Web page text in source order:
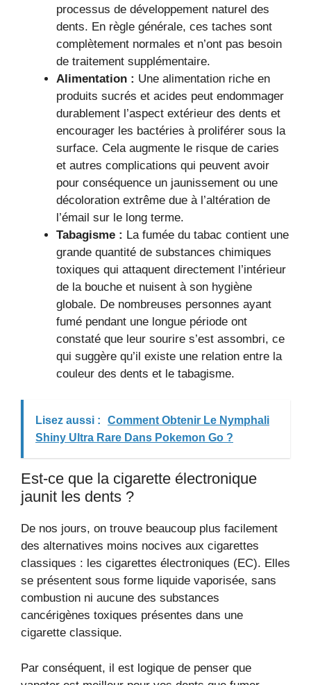
processus de développement naturel des
dents. En règle générale, ces taches sont
complètement normales et n’ont pas besoin
de traitement supplémentaire.
Alimentation : Une alimentation riche en
produits sucrés et acides peut endommager
durablement l’aspect extérieur des dents et
encourager les bactéries à proliférer sous la
surface. Cela augmente le risque de caries
et autres complications qui peuvent avoir
pour conséquence un jaunissement ou une
décoloration extrême due à l’altération de
l’émail sur le long terme.
Tabagisme : La fumée du tabac contient une
grande quantité de substances chimiques
toxiques qui attaquent directement l’intérieur
de la bouche et nuisent à son hygiène
globale. De nombreuses personnes ayant
fumé pendant une longue période ont
constaté que leur sourire s’est assombri, ce
qui suggère qu’il existe une relation entre la
couleur des dents et le tabagisme.
Lisez aussi :
Comment Obtenir Le Nymphali
Shiny Ultra Rare Dans Pokemon Go ?
Est-ce que la cigarette électronique
jaunit les dents ?
De nos jours, on trouve beaucoup plus facilement
des alternatives moins nocives aux cigarettes
classiques : les cigarettes électroniques (EC). Elles
se présentent sous forme liquide vaporisée, sans
combustion ni aucune des substances
cancérigènes toxiques présentes dans une
cigarette classique.
Par conséquent, il est logique de penser que